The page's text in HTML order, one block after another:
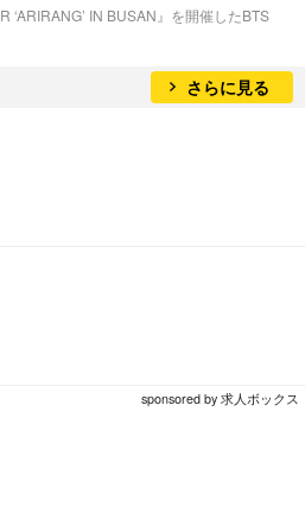
‘ARIRANG’ IN BUSAN』を開催したBTS
さらに見る
sponsored by 求人ボックス